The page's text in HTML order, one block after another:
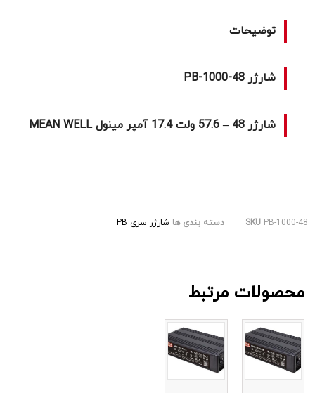
توضیحات
شارژر PB-1000-48
شارژر 48 – 57.6 ولت 17.4 آمپر مینول MEAN WELL
SKUPB-1000-48 دسته بندی ها شارژر سری PB
محصولات مرتبط